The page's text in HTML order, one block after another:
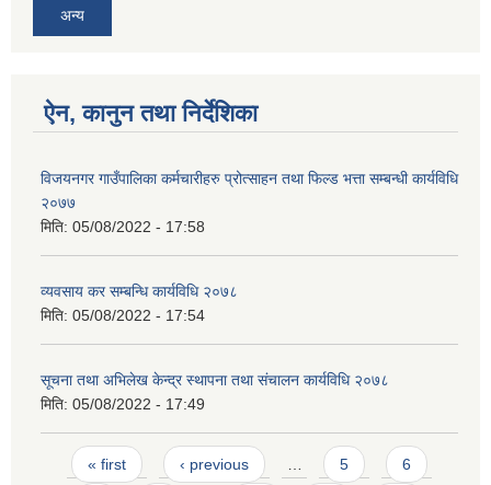
अन्य
ऐन, कानुन तथा निर्देशिका
विजयनगर गाउँपालिका कर्मचारीहरु प्रोत्साहन तथा फिल्ड भत्ता सम्बन्धी कार्यविधि
२०७७
मिति: 05/08/2022 - 17:58
व्यवसाय कर सम्बन्धि कार्यविधि २०७८
मिति: 05/08/2022 - 17:54
सूचना तथा अभिलेख केन्द्र स्थापना तथा संचालन कार्यविधि २०७८
मिति: 05/08/2022 - 17:49
Pages
« first ‹ previous 5 6